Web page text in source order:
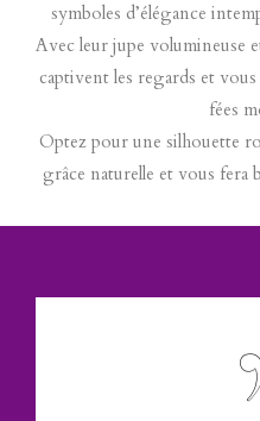
symboles d’élégance
Avec leur jupe volumineuse
captivent les regards et
fées
Optez pour une silhouette
grâce naturelle et vous